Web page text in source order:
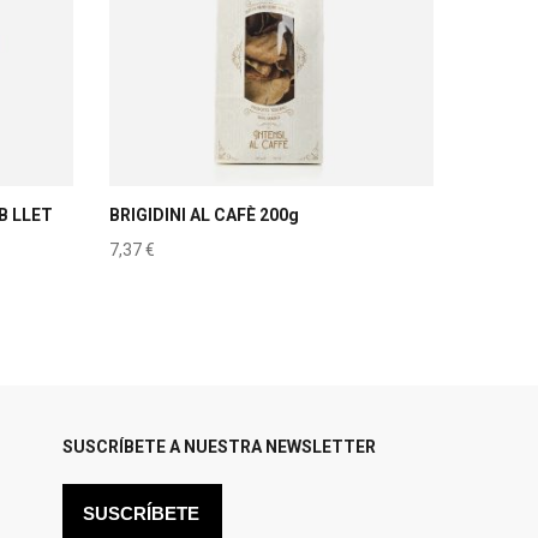
LLET
BRIGIDINI AL CAFÈ 200g
7,37€
SUSCRÍBETE A NUESTRA NEWSLETTER
SUSCRÍBETE